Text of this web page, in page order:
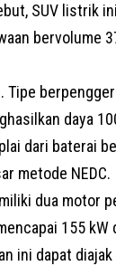
SUV listrik
bervolume
Tipe
daya
dari baterai
metode NEDC.
dua motor
155
ini dapat